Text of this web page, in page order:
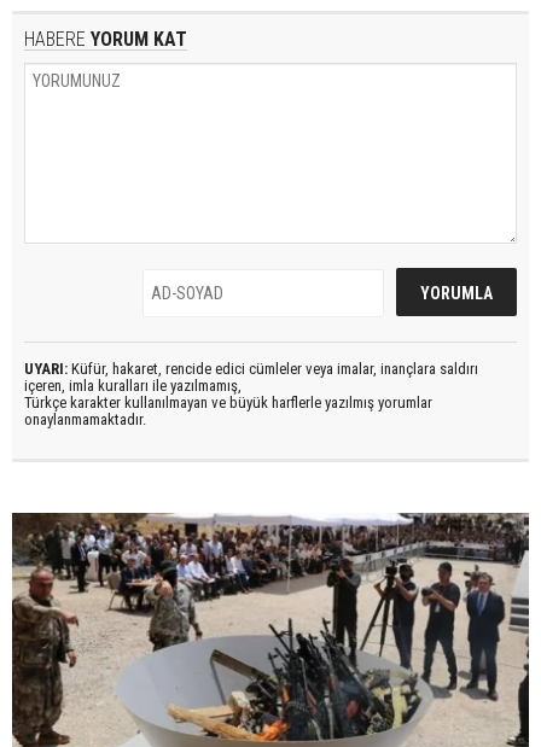
HABERE YORUM KAT
UYARI: Küfür, hakaret, rencide edici cümleler veya imalar, inançlara saldırı
içeren, imla kuralları ile yazılmamış,
Türkçe karakter kullanılmayan ve büyük harflerle yazılmış yorumlar
onaylanmamaktadır.